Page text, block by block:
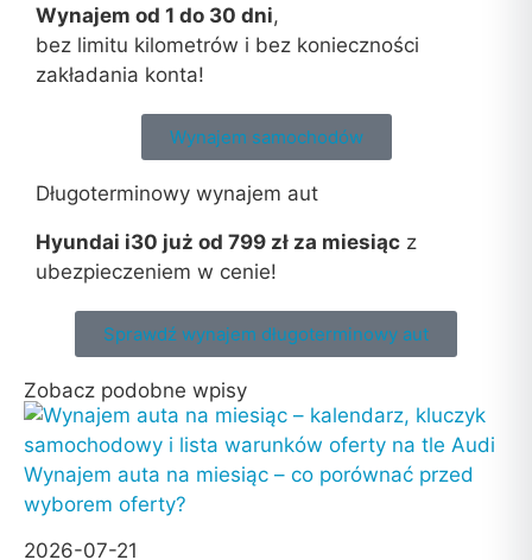
Wynajem od 1 do 30 dni,
bez limitu kilometrów i bez konieczności
zakładania konta!
Wynajem samochodów
Długoterminowy wynajem aut
Hyundai i30 już od 799 zł za miesiąc z
ubezpieczeniem w cenie!
Sprawdź wynajem długoterminowy aut
Zobacz podobne wpisy
Wynajem auta na miesiąc – co porównać przed
wyborem oferty?
2026-07-21